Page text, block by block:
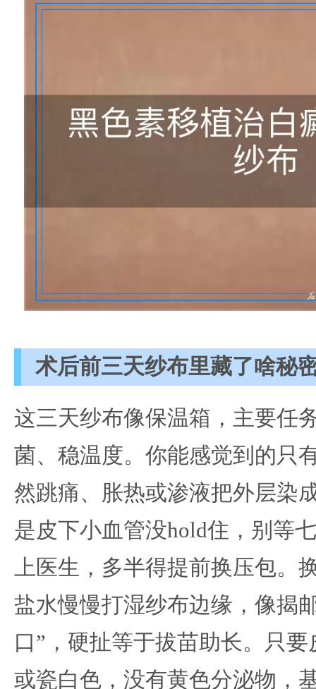
术后前三天纱布里藏了啥秘
这三天纱布像保温箱，主要任
菌、稳温度。你能感觉到的只
然跳痛、胀热或渗液把外层染
是皮下小血管没hold住，别等
上医生，多半得提前换压包。
盐水慢慢打湿纱布边缘，像揭
口”，硬扯等于拔苗助长。只
或瓷白色，没有黄色分泌物，